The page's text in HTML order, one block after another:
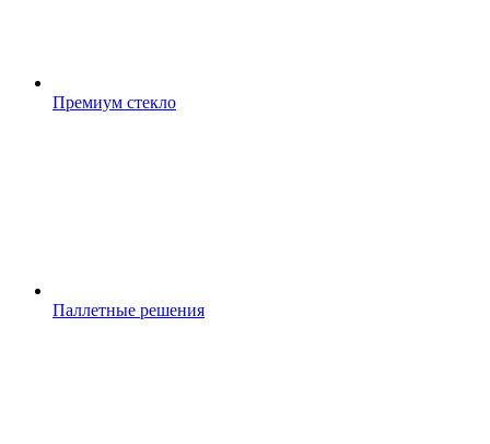
Премиум стекло
Паллетные решения